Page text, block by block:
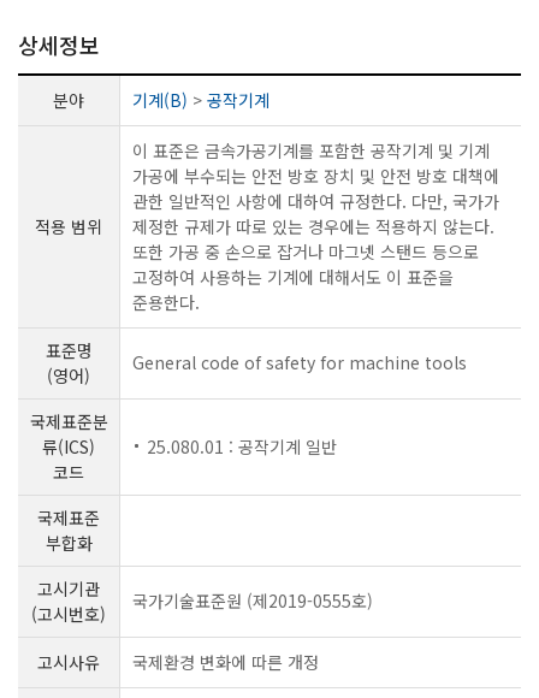
상세정보
분야 기계(B) > 공작기계
적용 범위
이 표준은 금속가공기계를 포함한 공작기계 및 기계
가공에 부수되는 안전 방호 장치 및 안전 방호 대책에
관한 일반적인 사항에 대하여 규정한다. 다만, 국가가
제정한 규제가 따로 있는 경우에는 적용하지 않는다.
또한 가공 중 손으로 잡거나 마그넷 스탠드 등으로
고정하여 사용하는 기계에 대해서도 이 표준을
준용한다.
표준명
(영어)
General code of safety for machine tools
국제표준분
류(ICS)
코드
25.080.01 : 공작기계 일반
국제표준
부합화
고시기관
(고시번호)
국가기술표준원 (제2019-0555호)
고시사유 국제환경 변화에 따른 개정